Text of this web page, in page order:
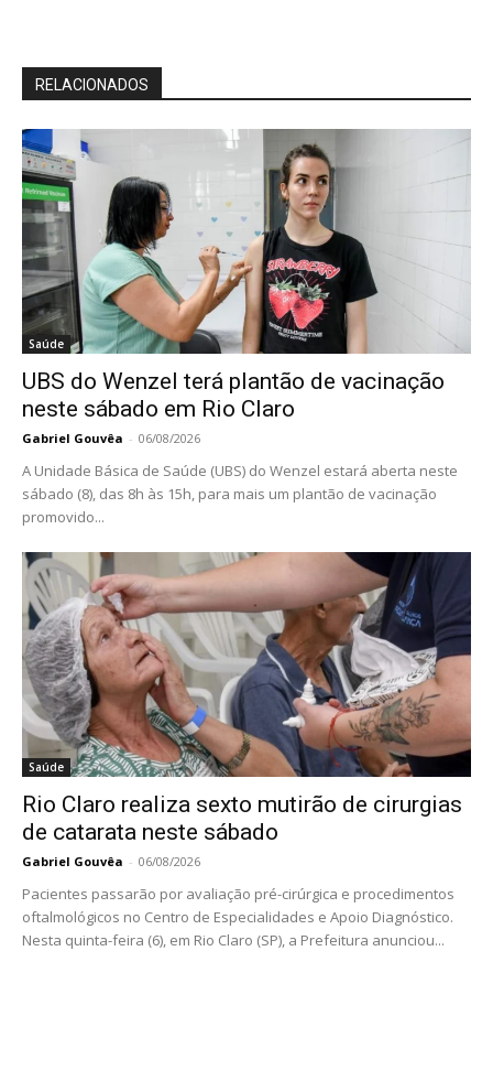
RELACIONADOS
Saúde
UBS do Wenzel terá plantão de vacinação
neste sábado em Rio Claro
Gabriel Gouvêa - 06/08/2026
A Unidade Básica de Saúde (UBS) do Wenzel estará aberta neste
sábado (8), das 8h às 15h, para mais um plantão de vacinação
promovido...
Saúde
Rio Claro realiza sexto mutirão de cirurgias
de catarata neste sábado
Gabriel Gouvêa - 06/08/2026
Pacientes passarão por avaliação pré-cirúrgica e procedimentos
oftalmológicos no Centro de Especialidades e Apoio Diagnóstico.
Nesta quinta-feira (6), em Rio Claro (SP), a Prefeitura anunciou...